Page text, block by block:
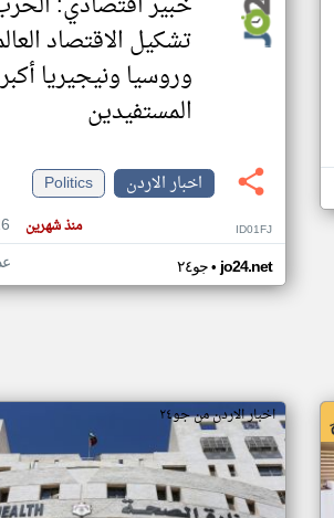
تشكيل الاقتصاد
وروسيا ونيجيريا أكبر
المستفيدين
اخبار الاردن
Politics
منذ شهرين ID01FJ
جو٢٤•jo24.net
اخبار الاردن من جو٢٤